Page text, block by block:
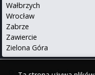
Wałbrzych
Wrocław
Zabrze
Zawiercie
Zielona Góra
O serwisie•Polityka